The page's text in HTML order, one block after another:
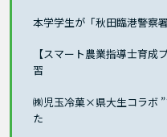
本学学生が「秋田臨港警察
【スマート農業指導士育成
習
㈱児玉冷菓×県大生コラボ
た